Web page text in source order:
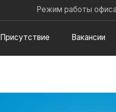
Режим работы
Присутствие Вакансии